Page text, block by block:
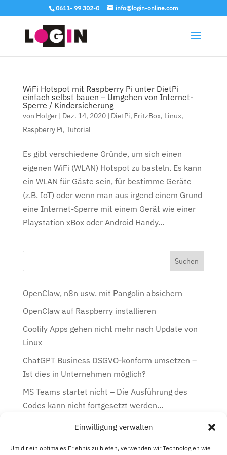
Einwilligung verwalten
Um dir ein optimales Erlebnis zu bieten, verwenden wir Technologien wie
0611- 99 302-0 info@login-online.com
WiFi Hotspot mit Raspberry Pi unter DietPi
einfach selbst bauen – Umgehen von Internet-
Sperre / Kindersicherung
von Holger| Dez. 14, 2020| DietPi, FritzBox, Linux,
Raspberry Pi, Tutorial
Es gibt verschiedene Gründe, um sich einen
eigenen WiFi (WLAN) Hotspot zu basteln. Es kann
ein WLAN für Gäste sein, für bestimme Geräte
(z.B. IoT) oder wenn man aus irgend einem Grund
eine Internet-Sperre mit einem Gerät wie einer
Playstation xBox oder Android Handy...
OpenClaw, n8n usw. mit Pangolin absichern
OpenClaw auf Raspberry installieren
Coolify Apps gehen nicht mehr nach Update von
Linux
ChatGPT Business DSGVO-konform umsetzen –
Ist dies in Unternehmen möglich?
MS Teams startet nicht – Die Ausführung des
Codes kann nicht fortgesetzt werden…
Kategorien